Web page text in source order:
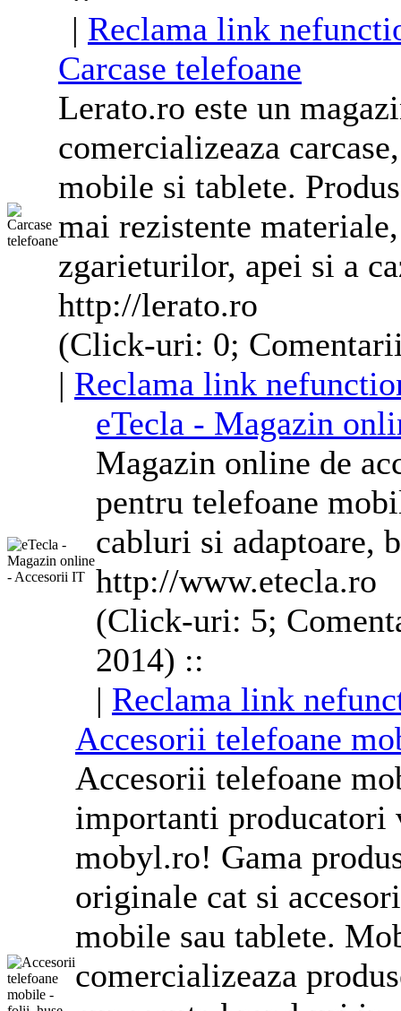
| Reclama link
Carcase telefoane
Lerato.ro este un
comercializeaza
mobile si tablete.
mai rezistente
zgarieturilor, apei si a
http://lerato.ro
(Click-uri: 0;
| Reclama link
eTecla - Magazin
Magazin online de
pentru telefoane
cabluri si adaptoare,
http://www.etecla.ro
(Click-uri: 5;
2014) ::
| Reclama link
Accesorii telefoane
Accesorii telefoane
importanti producatori
mobyl.ro! Gama
originale cat si
mobile sau tablete.
comercializeaza